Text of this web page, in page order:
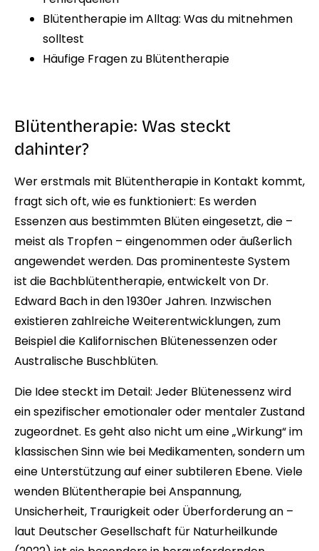
Blütentherapie im Alltag: Was du mitnehmen
solltest
Häufige Fragen zu Blütentherapie
Blütentherapie: Was steckt
dahinter?
Wer erstmals mit Blütentherapie in Kontakt kommt,
fragt sich oft, wie es funktioniert: Es werden
Essenzen aus bestimmten Blüten eingesetzt, die –
meist als Tropfen – eingenommen oder äußerlich
angewendet werden. Das prominenteste System
ist die Bachblütentherapie, entwickelt von Dr.
Edward Bach in den 1930er Jahren. Inzwischen
existieren zahlreiche Weiterentwicklungen, zum
Beispiel die Kalifornischen Blütenessenzen oder
Australische Buschblüten.
Die Idee steckt im Detail: Jeder Blütenessenz wird
ein spezifischer emotionaler oder mentaler Zustand
zugeordnet. Es geht also nicht um eine „Wirkung“ im
klassischen Sinn wie bei Medikamenten, sondern um
eine Unterstützung auf einer subtileren Ebene. Viele
wenden Blütentherapie bei Anspannung,
Unsicherheit, Traurigkeit oder Überforderung an –
laut Deutscher Gesellschaft für Naturheilkunde